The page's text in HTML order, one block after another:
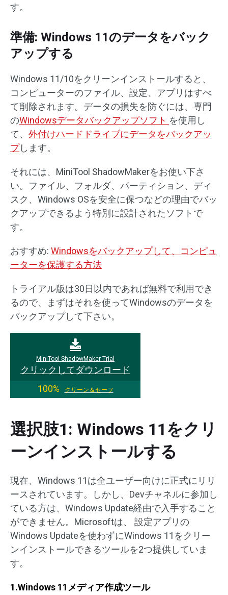
す。
準備: Windows 11のデータをバック
アップする
Windows 11/10をクリーンインストールすると、
コンピューターのファイル、設定、アプリはすべ
て削除されます。データの損失を防ぐには、専門
のWindowsデータバックアップソフト を使用し
て、 外付けハードドライブにデータをバックアッ
プします。
それには、MiniTool ShadowMakerをお使い下さ
い。ファイル、フォルダ、パーティション、ディ
スク、Windows OSを安全に保つなどの理由でバッ
クアップできるよう特別に設計されたソフトで
す。
おすすめ: Windowsをバックアップして、コンピュ
ーターを保護する方法
トライアル版は30日以内であれば無料で利用でき
るので、まずはそれを使ってWindowsのデータを
バックアップして下さい。
MiniTool ShadowMaker Trial
クリックしてダウンロード
100%
クリーン＆セーフ
選択肢1: Windows 11をクリ
ーンインストールする
現在、Windows 11は全ユーザー向けに正式にリリ
ースされています。しかし、Devチャネルに参加し
ている方は、Windows Update経由で入手すること
ができません。Microsoftは、 設定アプリの
Windows Updateを使わずにWindows 11をクリー
ンインストールできるツールを2つ提供していま
す。
1.Windows 11メディア作成ツール